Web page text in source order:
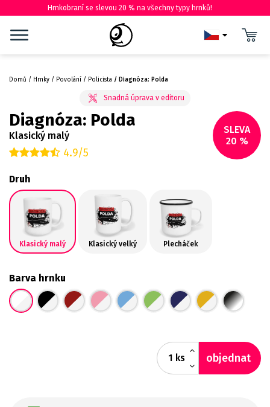
Hrnkobraní se slevou 20 % na všechny typy hrnků!
Domů Hrnky Povolání Policista Diagnóza: Polda
SLEVA
20 %
Diagnóza: Polda
Klasický malý
4.9/5
Druh
Klasický malý Klasický velký Plecháček
Barva hrnku
ks objednat